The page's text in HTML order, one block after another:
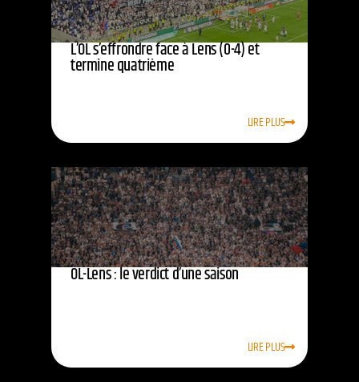
L’OL s’effrondre face à Lens (0-4) et
termine quatrième
LIRE PLUS
OL-Lens : le verdict d’une saison
LIRE PLUS